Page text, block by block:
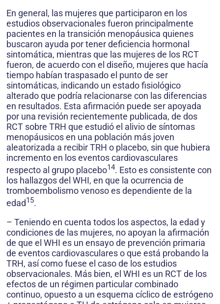
En general, las mujeres que participaron en los
estudios observacionales fueron principalmente
pacientes en la transición menopáusica quienes
buscaron ayuda por tener deficiencia hormonal
sintomática, mientras que las mujeres de los RCT
fueron, de acuerdo con el diseño, mujeres que hacía
tiempo habían traspasado el punto de ser
sintomáticas, indicando un estado fisiológico
alterado que podría relacionarse con las diferencias
en resultados. Esta afirmación puede ser apoyada
por una revisión recientemente publicada, de dos
RCT sobre TRH que estudió el alivio de síntomas
menopáusicos en una población más joven
aleatorizada a recibir TRH o placebo, sin que hubiera
incremento en los eventos cardiovasculares
respecto al grupo placebo14. Esto es consistente con
los hallazgos del WHI, en que la ocurrencia de
tromboembolismo venoso es dependiente de la
edad15.
– Teniendo en cuenta todos los aspectos, la edad y
condiciones de las mujeres, no apoyan la afirmación
de que el WHI es un ensayo de prevención primaria
de eventos cardiovasculares o que está probando la
TRH, así como fuese el caso de los estudios
observacionales. Más bien, el WHI es un RCT de los
efectos de un régimen particular combinado
continuo, opuesto a un esquema cíclico de estrógeno